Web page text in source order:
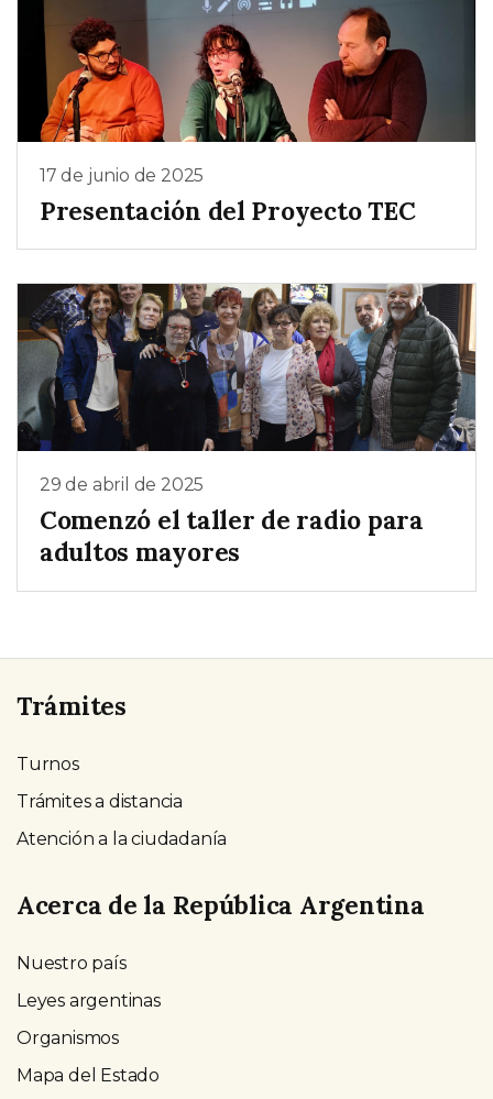
17 de junio de 2025
Presentación del Proyecto TEC
29 de abril de 2025
Comenzó el taller de radio para
adultos mayores
Trámites
Turnos
Trámites a distancia
Atención a la ciudadanía
Acerca de la República Argentina
Nuestro país
Leyes argentinas
Organismos
Mapa del Estado